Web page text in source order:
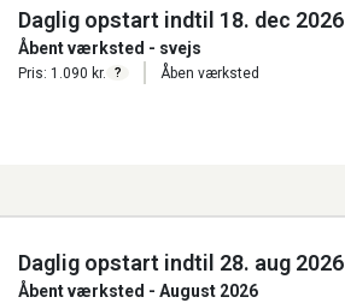
Daglig opstart indtil 18. dec 2026
Åbent værksted - svejs
Pris: 1.090 kr. ? Åben værksted
Daglig opstart indtil 28. aug 2026
Åbent værksted - August 2026